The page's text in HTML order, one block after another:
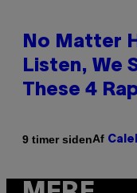
No Matter
Listen, We
These 4
9 timer sidenAf